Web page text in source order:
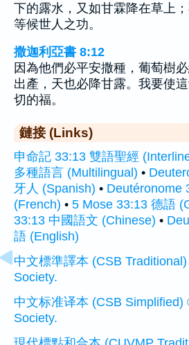
下的露水，又如甘霖降在草上
等候世人之功。
撒迦利亞書 8:12
因為他們必平安撒種，葡萄樹
出產，天也必降甘露。我要使
切的福。
鏈接 (Links)
申命記 33:13 雙語聖經
多種語言 (Multilingual) •
牙人 (Spanish) • Deutéronome
(French) • 5 Mose 33:13 德語
33:13 中國語文 (Chinese) •
語 (English)
中文標準譯本 (CSB
Society.
中文标准译本 (CSB
Society.